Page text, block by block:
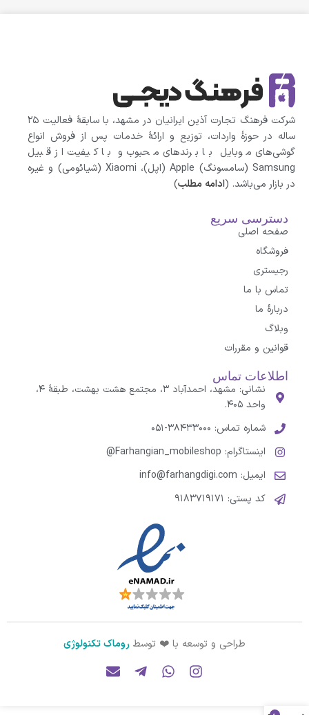
شرکت فرهنگ تجارت آذین ایرانیان در مشهد، با سابقهٔ فعالیت ۲۵
ساله در حوزهٔ واردات، توزیع و ارائهٔ خدمات پس از فروش انواع
گوشی‌های موبایل با برندهای محبوب و با کیفیت از قبیل
Samsung (سامسونگ) Apple (اپل)، Xiaomi (شیائومی)‌ و غیره
در بازار می‌باشد. (ادامه مطلب)
دسترسی سریع
صفحه اصلی
فروشگاه
رجیستری
تماس با ما
درباره‌ٔ ما
وبلاگ
قوانین و مقررات
اطلاعات تماس
نشانی: مشهد، احمدآباد ۳، مجتمع هشت بهشت، طبقهٔ ۴،
واحد ۴۰۵.
شماره تماس: ۳۸۴۳۳۰۰۰-۰۵۱
اینستاگرام: Farhangian_mobileshop@
ایمیل: info@farhangdigi.com
کد پستی: ۹۱۸۳۷۱۹۱۷۱
طراحی و توسعه با ❤️ توسط روماک تکنولوژی